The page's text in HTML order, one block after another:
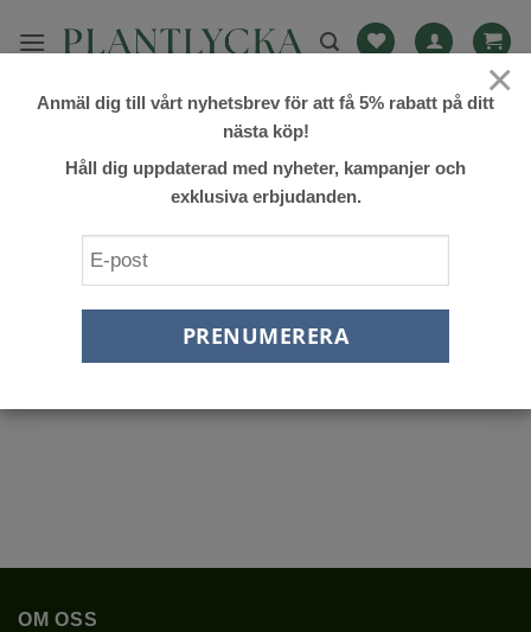
Glömt ditt lösenord? Ange ditt användarnamn eller din e-
postadress. Du kommer att få en länk för att skapa ett nytt
Användarnamn eller e-post
OM OSS
×
Anmäl dig till vårt nyhetsbrev för att få 5% rabatt på ditt
nästa köp!
Håll dig uppdaterad med nyheter, kampanjer och
exklusiva erbjudanden.